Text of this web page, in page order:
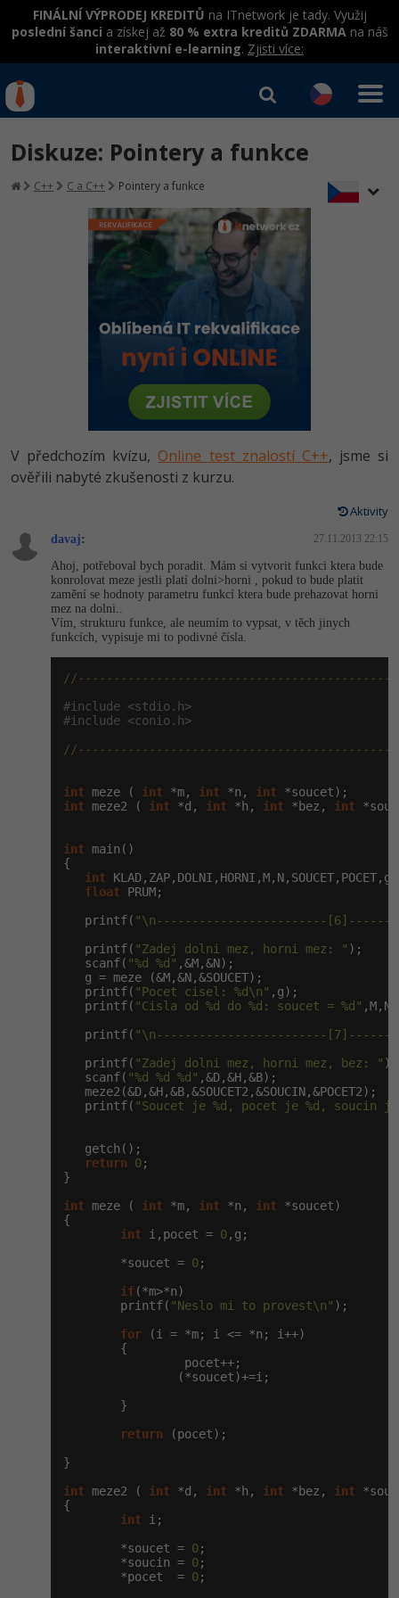
FINÁLNÍ VÝPRODEJ KREDITŮ na ITnetwork je tady. Využij
poslední šanci a získej až 80 % extra kreditů ZDARMAna náš
interaktivní e-learning. Zjisti více:
Rekvalifikace a kurzy
hrazené úřadem práce
Workshopy zdarma
Umělá inteligence v praxi
Datová analýza v praxi
Školení
Základy programování
Objektové programování - OOP
Umělá inteligence
HTML5, CSS3, Bootstrap, SEO
SQL a databáze
UML a návrhové vzory
React
Spring
ASP.NET MVC
Django
Školení dle technologií
C# .NET
PHP
JavaScript
HTML / CSS
UML a návrhové vzory
MySQL/MariaDB
SQLite
Kurzy IT profesí
Junior programátor
Programátor WWW aplikací
Senior programátor
Front-end developer
Vývojář mobilních aplikací
Specialista na AI a bigdata
Tester
Systémový administrátor
Grafik / UX/UI návrhář
3D grafik
Projektový manažer
Databázový analytik
WordPress specialista
SEO specialista
Kurzy programování
Jak začít?
Java -80%
-80%
-80%
JavaScript -80%
Swift -80%
Kotlin -80%
-80%
VB.NET
SQL
Návrh SW -80%
Umělá inteligence (AI) -10%
Pro děti
Více
Fórum
Kurzy e-commerce
Testování softwaru
Digitální gramotnost
Marketing -30%
WordPress
-30%
-80%
Google Dokumenty
Kurzy designu
-80%
Adobe Lightroom
Adobe XD -15%
Adobe InDesign -25%
Adobe After Effects
Blender
Fotografování
Příběhy absolventů
Přihlásit se|Registrovat
Diskuze: Pointery a funkce
C++ C a C++ Pointery a funkce
V předchozím kvízu, Online test znalostí C++, jsme si
ověřili nabyté zkušenosti z kurzu.
Aktivity
davaj: 27.11.2013 22:15
Ahoj, potřeboval bych poradit. Mám si vytvorit funkci ktera bude
konrolovat meze jestli platí dolni>horni , pokud to bude platit
zamění se hodnoty parametru funkcí ktera bude prehazovat horni
mez na dolni..
Vím, strukturu funkce, ale neumím to vypsat, v těch jinych
funkcích, vypisuje mi to podivné čísla.
#include <stdio.h>
#include <conio.h>
int meze ( int *m, int *n, int
int meze2 ( int *d, int *h, int *bez, int
int main()
{
int
float PRUM;
   printf(
"\n------------------------
   printf(
"Zadej dolni mez, horni mez: " );
   scanf(
"%d %d" ,&M,&N);
   g = meze (&M,&N,&SOUCET);
   printf(
"Pocet cisel: %d\n" ,g);
   printf(
"Cisla od %d do %d: soucet = %d"
   printf(
"\n------------------------
   printf(
"Zadej dolni mez, horni mez, bez: " );
   scanf(
"%d %d %d" ,&D,&H,&B);
   meze2(&D,&H,&B,&SOUCET2,&SOUCIN,&POCET2);
   printf(
"Soucet je %d, pocet je %d, soucin je
   getch();
return
0;
}
int meze ( int *m, int *n, int *soucet)
{
int i,pocet = 0,g;
        *soucet =
0;
if (*m>*n)
        printf(
"Neslo mi to provest\n" );
for (i = *m; i <= *n; i++)
        {
                 pocet++;
                (*soucet)+=i;
        }
return (pocet);
}
int meze2 ( int *d, int *h, int *bez, int
{
int i;
        *soucet =
0;
        *soucin =
0;
        *pocet  =
0;